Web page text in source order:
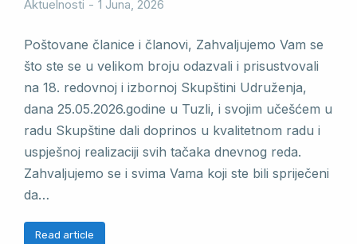
Aktuelnosti 1 Juna, 2026
Poštovane članice i članovi, Zahvaljujemo Vam se
što ste se u velikom broju odazvali i prisustvovali
na 18. redovnoj i izbornoj Skupštini Udruženja,
dana 25.05.2026.godine u Tuzli, i svojim učešćem u
radu Skupštine dali doprinos u kvalitetnom radu i
uspješnoj realizaciji svih tačaka dnevnog reda.
Zahvaljujemo se i svima Vama koji ste bili spriječeni
da…
Read article